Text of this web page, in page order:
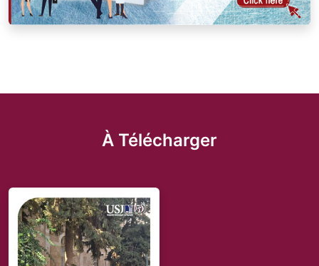
À Télécharger